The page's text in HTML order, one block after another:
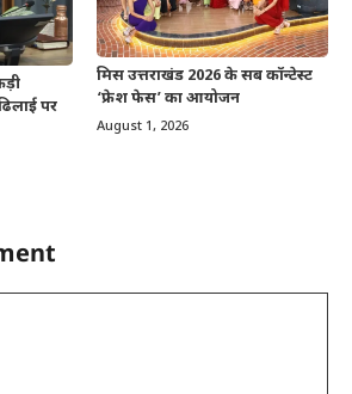
पर
मिस उत्तराखंड 2026 के सब कॉन्टेस्ट
‘फ्रेश फेस’ का आयोजन
August 1, 2026